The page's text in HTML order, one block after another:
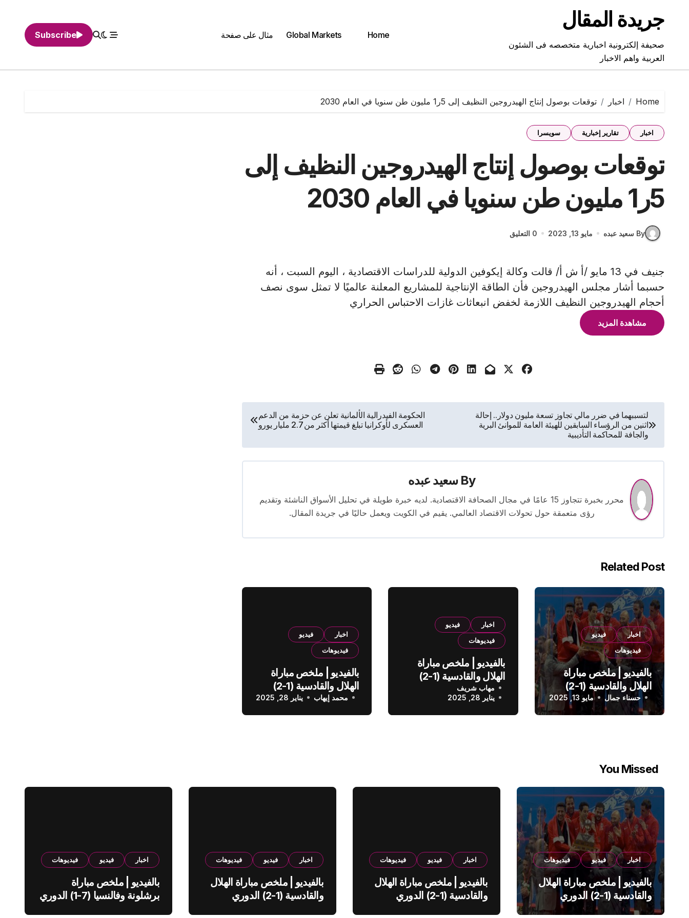
contentجريدة المقال
صحيفة إلكترونية اخبارية متخصصه فى الشئون
العربية واهم الاخبار
Home
Global Markets مثال على صفحة Subscribe
Home اخبار توقعات بوصول إنتاج الهيدروجين النظيف إلى 5ر1 مليون طن سنويا في العام 2030
اخبار تقارير إخبارية سويسرا
توقعات بوصول إنتاج الهيدروجين النظيف إلى
5ر1 مليون طن سنويا في العام 2030
By سعيد عبده مايو 13, 2023 0 التعليق
جنيف في 13 مايو /أ ش أ/ قالت وكالة إيكوفين الدولية للدراسات الاقتصادية ، اليوم السبت ، أنه
حسبما أشار مجلس الهيدروجين فأن الطاقة الإنتاجية للمشاريع المعلنة عالميًا لا تمثل سوى نصف
أحجام الهيدروجين النظيف اللازمة لخفض انبعاثات غازات الاحتباس الحراري
مشاهدة المزيد
تصفّح
المقالات
لتسببهما في ضرر مالي تجاوز تسعة مليون دولار.. إحالة
اثنين من الرؤساء السابقين للهيئة العامة للموانئ البرية
والجافة للمحاكمة التأديبية
الحكومة الفيدرالية الألمانية تعلن عن حزمة من الدعم
العسكرى لأوكرانيا تبلغ قيمتها أكثر من 2.7 مليار يورو
By سعيد عبده
محرر بخبرة تتجاوز 15 عامًا في مجال الصحافة الاقتصادية. لديه خبرة طويلة في تحليل الأسواق الناشئة وتقديم
رؤى متعمقة حول تحولات الاقتصاد العالمي. يقيم في الكويت ويعمل حاليًا في جريدة المقال.
Related Post
اخبار
فيديو
فيديوهات
بالفيديو | ملخص مباراة
الهلال والقادسية (1-2)
الدوري السعودي
حسناء جمال مايو 13, 2025
اخبار
فيديو
فيديوهات
بالفيديو | ملخص مباراة
الهلال والقادسية (1-2)
الدوري السعودي
مهاب شريف
يناير 28, 2025
اخبار
فيديو
فيديوهات
بالفيديو | ملخص مباراة
الهلال والقادسية (1-2)
الدوري السعودي
محمد إيهاب يناير 28, 2025
You Missed
اخبار فيديو فيديوهات
بالفيديو | ملخص مباراة الهلال
والقادسية (1-2) الدوري
السعودي
اخبار فيديو فيديوهات
بالفيديو | ملخص مباراة الهلال
والقادسية (1-2) الدوري
اخبار فيديو فيديوهات
بالفيديو | ملخص مباراة الهلال
والقادسية (1-2) الدوري
اخبار فيديو فيديوهات
بالفيديو | ملخص مباراة
برشلونة وفالنسيا (7-1) الدوري